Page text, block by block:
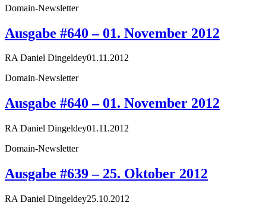
Domain-Newsletter
Ausgabe #640 – 01. November 2012
RA Daniel Dingeldey01.11.2012
Domain-Newsletter
Ausgabe #640 – 01. November 2012
RA Daniel Dingeldey01.11.2012
Domain-Newsletter
Ausgabe #639 – 25. Oktober 2012
RA Daniel Dingeldey25.10.2012